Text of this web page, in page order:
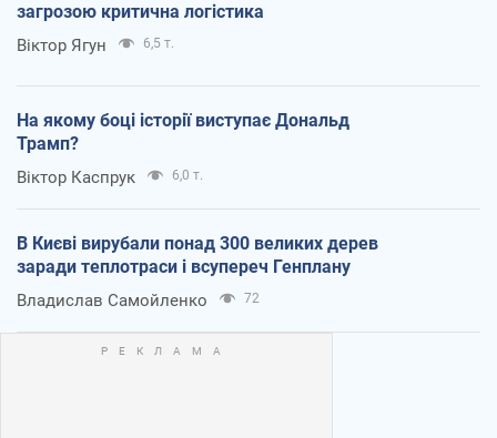
загрозою критична логістика
Віктор Ягун 6,5 т.
На якому боці історії виступає Дональд
Трамп?
Віктор Каспрук 6,0 т.
В Києві вирубали понад 300 великих дерев
заради теплотраси і всупереч Генплану
Владислав Самойленко 72